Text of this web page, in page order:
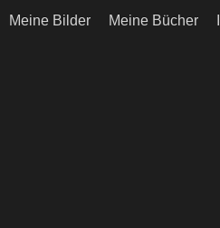
Meine Bilder Meine Bücher